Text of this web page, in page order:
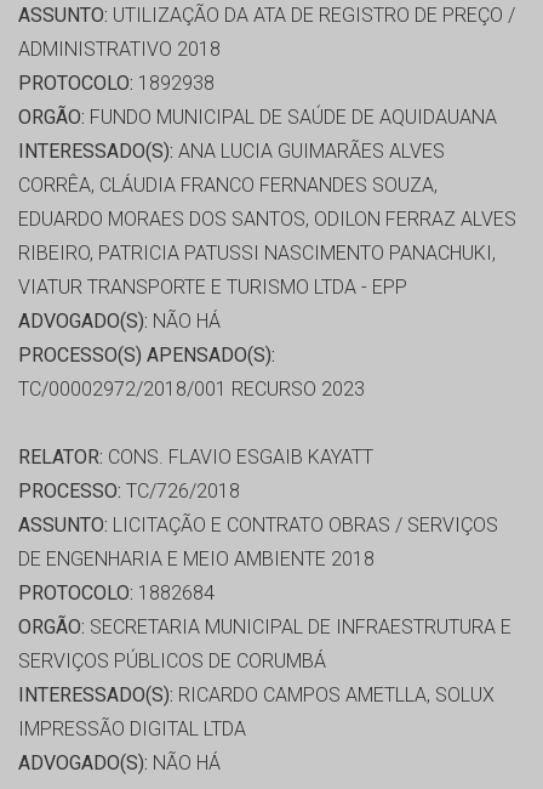
ASSUNTO: UTILIZAÇÃO DA ATA DE REGISTRO DE PREÇO /
ADMINISTRATIVO 2018
PROTOCOLO: 1892938
ORGÃO: FUNDO MUNICIPAL DE SAÚDE DE AQUIDAUANA
INTERESSADO(S): ANA LUCIA GUIMARÃES ALVES
CORRÊA, CLÁUDIA FRANCO FERNANDES SOUZA,
EDUARDO MORAES DOS SANTOS, ODILON FERRAZ ALVES
RIBEIRO, PATRICIA PATUSSI NASCIMENTO PANACHUKI,
VIATUR TRANSPORTE E TURISMO LTDA - EPP
ADVOGADO(S): NÃO HÁ
PROCESSO(S) APENSADO(S):
TC/00002972/2018/001 RECURSO 2023
RELATOR: CONS. FLAVIO ESGAIB KAYATT
PROCESSO: TC/726/2018
ASSUNTO: LICITAÇÃO E CONTRATO OBRAS / SERVIÇOS
DE ENGENHARIA E MEIO AMBIENTE 2018
PROTOCOLO: 1882684
ORGÃO: SECRETARIA MUNICIPAL DE INFRAESTRUTURA E
SERVIÇOS PÚBLICOS DE CORUMBÁ
INTERESSADO(S): RICARDO CAMPOS AMETLLA, SOLUX
IMPRESSÃO DIGITAL LTDA
ADVOGADO(S): NÃO HÁ